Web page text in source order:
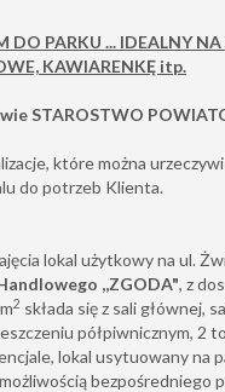
DO PARKU ... IDEALNY
KAWIARENKĘ itp.
STAROSTWO
które można
do potrzeb Klienta.
lokal użytkowy na ul.
,,ZGODA", z
2 składa się z sali głównej,
półpiwnicznym, 2
lokal usytuowany na
bezpośredniego